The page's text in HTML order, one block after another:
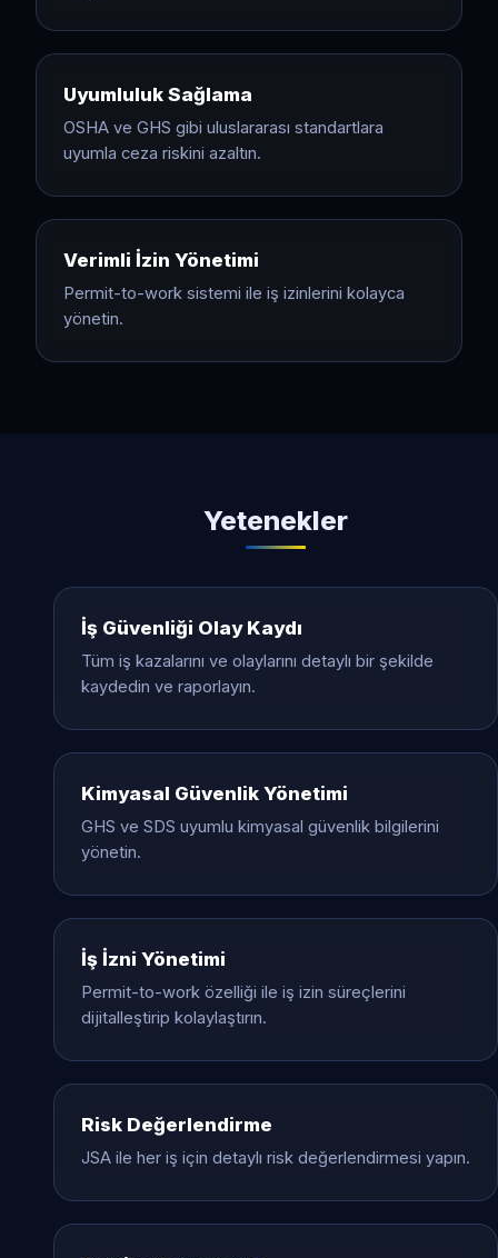
Uyumluluk Sağlama
OSHA ve GHS gibi uluslararası standartlara
uyumla ceza riskini azaltın.
Verimli İzin Yönetimi
Permit-to-work sistemi ile iş izinlerini kolayca
yönetin.
Yetenekler
İş Güvenliği Olay Kaydı
Tüm iş kazalarını ve olaylarını detaylı bir şekilde
kaydedin ve raporlayın.
Kimyasal Güvenlik Yönetimi
GHS ve SDS uyumlu kimyasal güvenlik bilgilerini
yönetin.
İş İzni Yönetimi
Permit-to-work özelliği ile iş izin süreçlerini
dijitalleştirip kolaylaştırın.
Risk Değerlendirme
JSA ile her iş için detaylı risk değerlendirmesi yapın.